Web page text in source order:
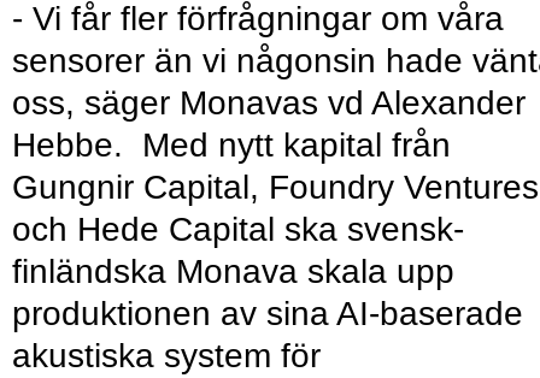
- Vi får fler förfrågningar om våra
sensorer än vi någonsin hade
oss, säger Monavas vd Alexander
Hebbe. Med nytt kapital från
Gungnir Capital, Foundry Ventures
och Hede Capital ska svensk-
finländska Monava skala upp
produktionen av sina AI-baserade
akustiska system för